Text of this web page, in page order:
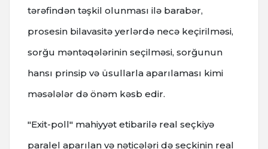
tərəfindən təşkil olunması ilə barabər,
prosesin bilavasitə yerlərdə necə keçirilməsi,
sorğu məntəqələrinin seçilməsi, sorğunun
hansı prinsip və üsullarla aparılaması kimi
məsələlər də önəm kəsb edir.
"Exit-poll" mahiyyət etibarilə real seçkiyə
paralel aparılan və nəticələri də seçkinin real